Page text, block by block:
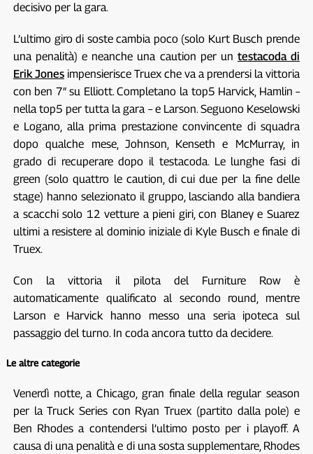
decisivo per la gara.
L’ultimo giro di soste cambia poco (solo Kurt Busch prende
una penalità) e neanche una caution per un testacoda di
Erik Jonesimpensierisce Truex che va a prendersi la vittoria
con ben 7″ su Elliott. Completano la top5 Harvick, Hamlin –
nella top5 per tutta la gara – e Larson. Seguono Keselowski
e Logano, alla prima prestazione convincente di squadra
dopo qualche mese, Johnson, Kenseth e McMurray, in
grado di recuperare dopo il testacoda. Le lunghe fasi di
green (solo quattro le caution, di cui due per la fine delle
stage) hanno selezionato il gruppo, lasciando alla bandiera
a scacchi solo 12 vetture a pieni giri, con Blaney e Suarez
ultimi a resistere al dominio iniziale di Kyle Busch e finale di
Truex.
Con la vittoria il pilota del Furniture Row è
automaticamente qualificato al secondo round, mentre
Larson e Harvick hanno messo una seria ipoteca sul
passaggio del turno. In coda ancora tutto da decidere.
Le altre categorie
Venerdì notte, a Chicago, gran finale della regular season
per la Truck Series con Ryan Truex (partito dalla pole) e
Ben Rhodes a contendersi l’ultimo posto per i playoff. A
causa di una penalità e di una sosta supplementare, Rhodes